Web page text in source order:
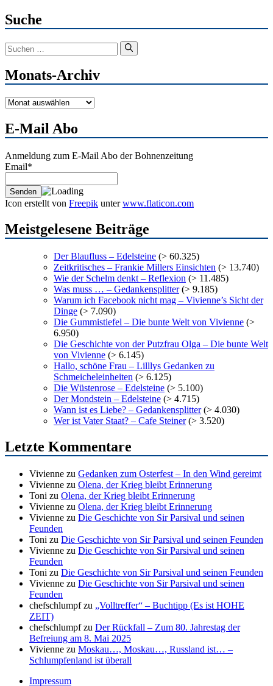
Suche
Suchen
nach:
Monats-Archiv
Monats-
E-Mail Abo
Anmeldung zum E-Mail Abo der Bohnenzeitung
Email*
Icon erstellt von Freepik unterwww.flaticon.com
Meistgelesene Beiträge
Der Blaufluss – Edelsteine (> 60.325)
Zeitkritisches – Frankie Millers Einsichten (> 13.740)
Wie der Schelm denkt – Reflexion (> 11.485)
Was muss … – Gedankensplitter(> 9.185)
Warum ich Facebook nicht mag – Vivienne’s Sicht der
Dinge (> 7.090)
Die Gummistiefel – Die bunte Welt von Vivienne (>
6.950)
Die Geschichte von der Putzfrau Olga – Die bunte Welt
von Vivienne (> 6.145)
Hallo, schöne Frau – Lilllys Gedanken zu
Schmeicheleinheiten (> 6.125)
Die Wüstenrose – Edelsteine (> 5.100)
Der Mondstein – Edelsteine (> 4.715)
Wann ist es Liebe? – Gedankensplitter(> 4.030)
Wer ist Vater Staat? – Cafe Steiner(> 3.520)
Letzte Kommentare
Vivienne zu Gedanken zum Osterfest – In den Wind gereimt
Vivienne zu Olena, der Krieg bleibt Erinnerung
Toni zu Olena, der Krieg bleibt Erinnerung
Vivienne zu Olena, der Krieg bleibt Erinnerung
Vivienne zu Die Geschichte von Sir Parsival und seinen
Feunden
Toni zu Die Geschichte von Sir Parsival und seinen Feunden
Vivienne zu Die Geschichte von Sir Parsival und seinen
Feunden
Toni zu Die Geschichte von Sir Parsival und seinen Feunden
Vivienne zu Die Geschichte von Sir Parsival und seinen
Feunden
chefschlumpfzu „Volltreffer“ – Buchtipp (Es ist HOHE
ZEIT)
chefschlumpfzu Der Rückfall – Zum 80. Jahrestag der
Befreiung am 8. Mai 2025
Vivienne zu Moskau…, Moskau…, Russland ist… –
Schlumpfenland ist überall
Impressum